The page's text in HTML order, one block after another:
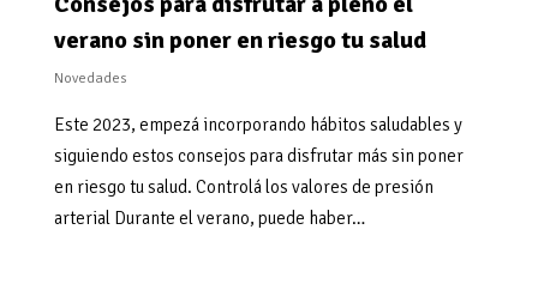
verano sin poner en riesgo tu salud
Novedades
Este 2023, empezá incorporando hábitos saludables y
siguiendo estos consejos para disfrutar más sin poner
en riesgo tu salud. Controlá los valores de presión
arterial Durante el verano, puede haber…